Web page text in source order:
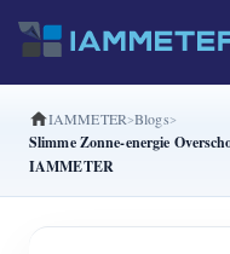
Producten
Split-phase
IAMMETER Blogs
Slimme Zonne-energie
IAMMETER